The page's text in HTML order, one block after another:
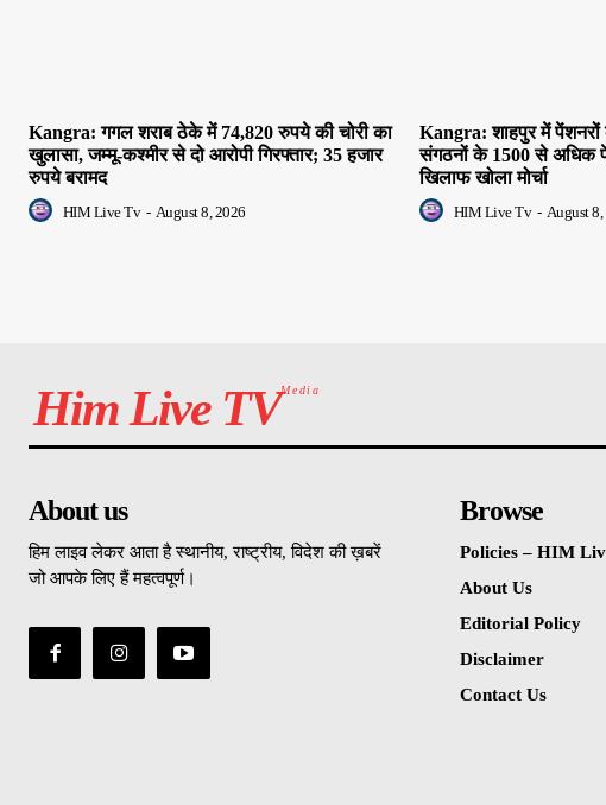
Kangra: गगल शराब ठेके में 74,820 रुपये की चोरी का
खुलासा, जम्मू-कश्मीर से दो आरोपी गिरफ्तार; 35 हजार
रुपये बरामद
HIM Live Tv - August 8, 2026
Kangra: शाहपुर में पेंशनरों
संगठनों के 1500 से अधिक
खिलाफ खोला मोर्चा
HIM Live Tv - August
Him Live TVMedia
About us
हिम लाइव लेकर आता है स्थानीय, राष्ट्रीय, विदेश की ख़बरें
जो आपके लिए हैं महत्वपूर्ण।
Browse
Policies – HIM
About Us
Editorial Policy
Disclaimer
Contact Us